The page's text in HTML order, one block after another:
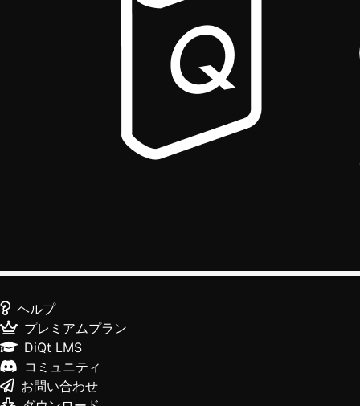
ヘルプ
プレミアムプラン
DiQt LMS
コミュニティ
お問い合わせ